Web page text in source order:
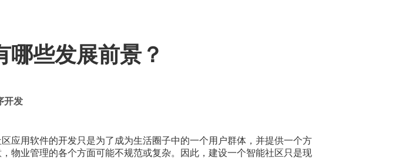
哪些发展前景？
开发
应用软件的开发只是为了成为生活圈子中的一个用户群体，并提供一个方
物业管理的各个方面可能不规范或复杂。因此，建设一个智能社区只是现